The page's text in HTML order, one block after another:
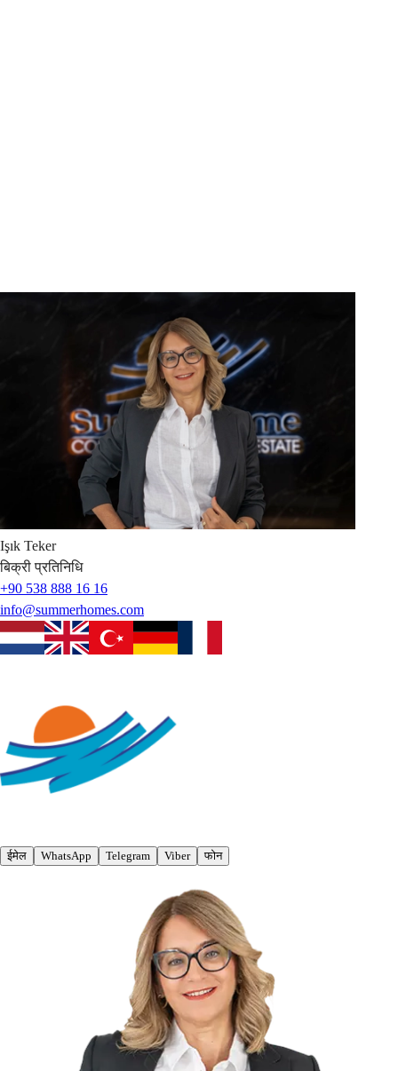
Işık Teker
बिक्री प्रतिनिधि
+90 538 888 16 16
info@summerhomes.com
ईमेल WhatsApp Telegram Viber फोन